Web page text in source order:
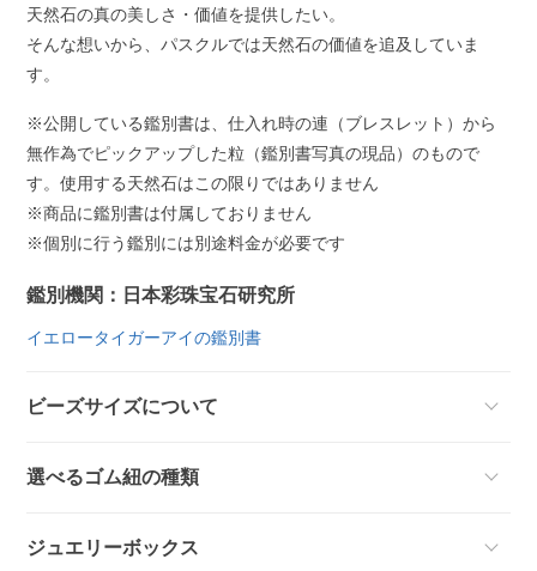
天然石の真の美しさ・価値を提供したい。
そんな想いから、パスクルでは天然石の価値を追及していま
す。
※公開している鑑別書は、仕入れ時の連（ブレスレット）から
無作為でピックアップした粒（鑑別書写真の現品）のもので
す。使用する天然石はこの限りではありません
※商品に鑑別書は付属しておりません
※個別に行う鑑別には別途料金が必要です
鑑別機関：日本彩珠宝石研究所
イエロータイガーアイの鑑別書
ビーズサイズについて
選べるゴム紐の種類
ジュエリーボックス